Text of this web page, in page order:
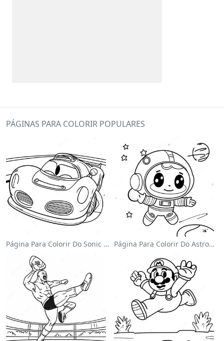
PÁGINAS PARA COLORIR POPULARES
Página Para Colorir Do Sonic Velocista Página Para Colorir Do Astronauta Fofo Flutuando No Espaço